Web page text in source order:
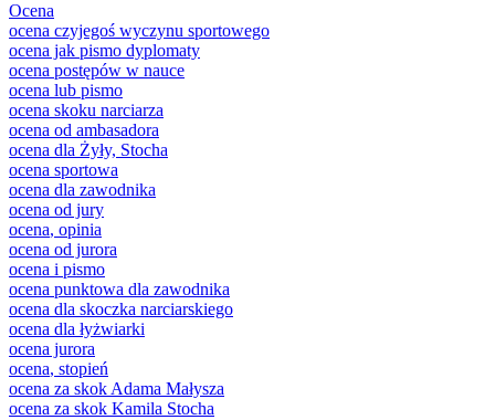
Ocena
ocena czyjegoś wyczynu sportowego
ocena jak pismo dyplomaty
ocena postępów w nauce
ocena lub pismo
ocena skoku narciarza
ocena od ambasadora
ocena dla Żyły, Stocha
ocena sportowa
ocena dla zawodnika
ocena od jury
ocena, opinia
ocena od jurora
ocena i pismo
ocena punktowa dla zawodnika
ocena dla skoczka narciarskiego
ocena dla łyżwiarki
ocena jurora
ocena, stopień
ocena za skok Adama Małysza
ocena za skok Kamila Stocha